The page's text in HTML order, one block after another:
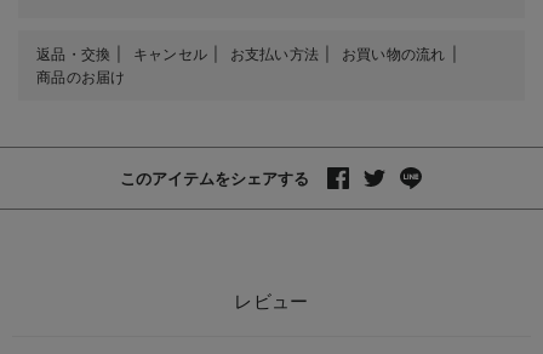
返品・交換 キャンセル お支払い方法
お買い物の流れ
商品のお届け
このアイテムをシェアする
レビュー